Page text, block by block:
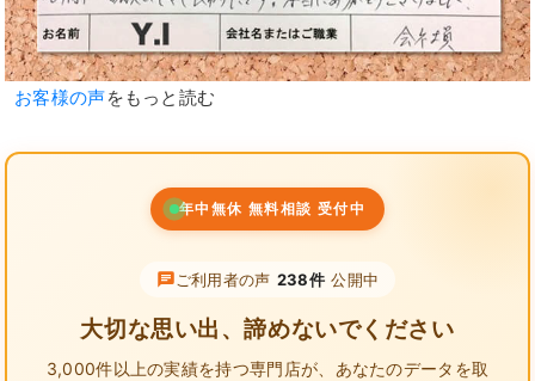
お客様の声をもっと読む
年中無休 無料相談 受付中
ご利用者の声 238件 公開中
大切な思い出、諦めないでください
3,000件以上の実績を持つ専門店が、 あなたのデータを取